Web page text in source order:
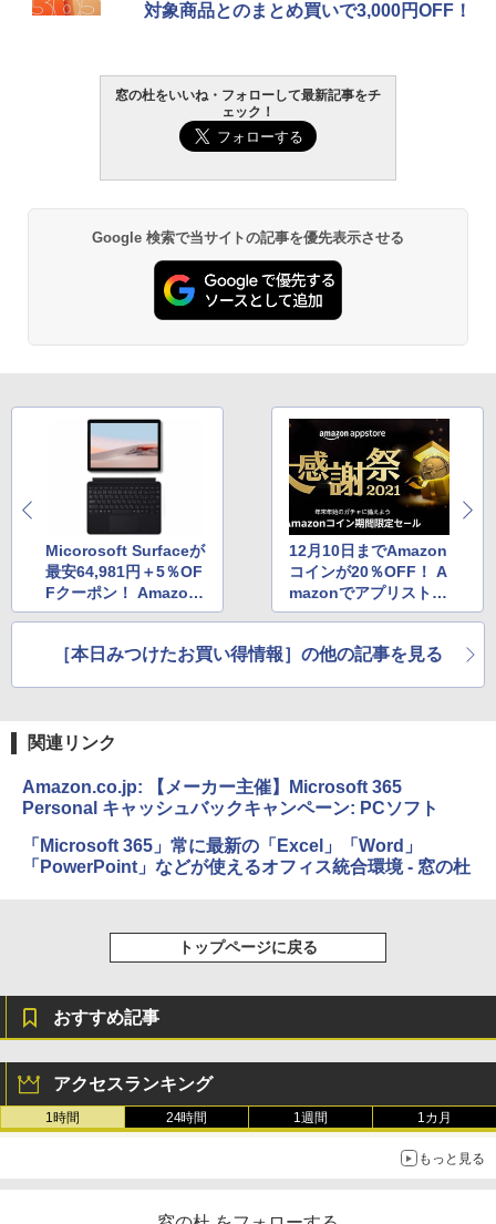
対象商品とのまとめ買いで3,000円OFF！
窓の杜をいいね・フォローして最新記事をチ
ェック！
Google 検索で当サイトの記事を優先表示させる
Micorosoft Surfaceが
最安64,981円＋5％OF
Fクーポン！ Amazon
ブラックフライデーセ
12月10日までAmazon
コインが20％OFF！ A
mazonでアプリストア
大感謝祭2021が開催中
［本日みつけたお買い得情報］の他の記事を見る
関連リンク
Amazon.co.jp: 【メーカー主催】Microsoft 365
Personal キャッシュバックキャンペーン: PCソフト
「Microsoft 365」常に最新の「Excel」「Word」
「PowerPoint」などが使えるオフィス統合環境 - 窓の杜
トップページに戻る
おすすめ記事
アクセスランキング
1時間 24時間 1週間 1カ月
もっと見る